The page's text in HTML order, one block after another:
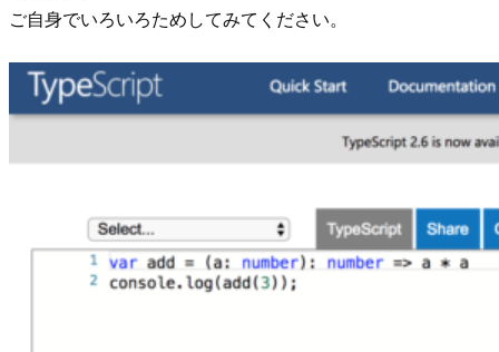
ご自身でいろいろためしてみてください。